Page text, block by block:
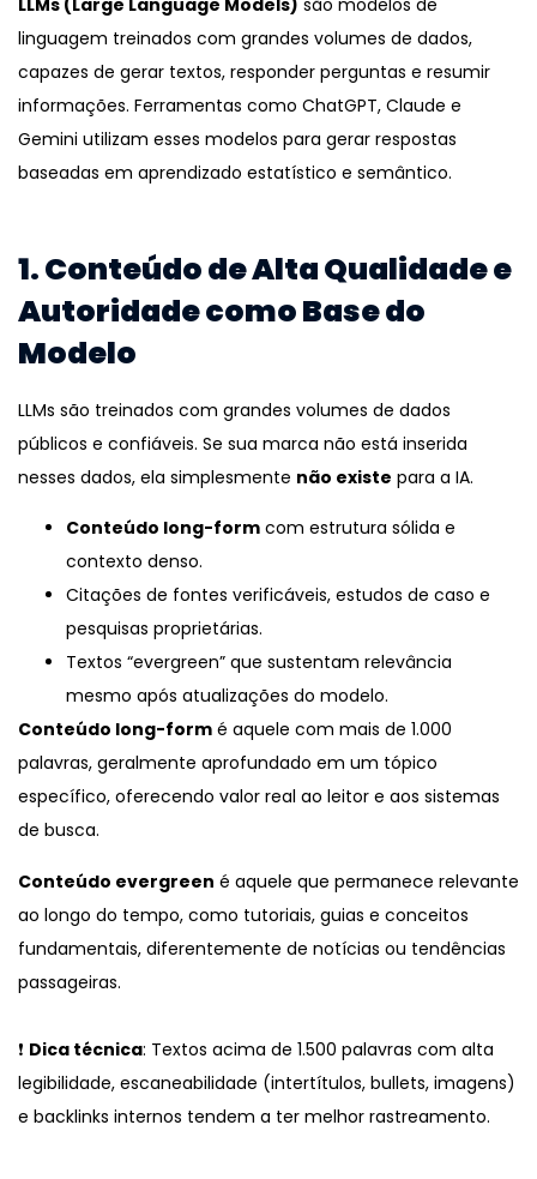
linguagem treinados com grandes volumes de dados,
capazes de gerar textos, responder perguntas e resumir
informações. Ferramentas como ChatGPT, Claude e
Gemini utilizam esses modelos para gerar respostas
baseadas em aprendizado estatístico e semântico.
1. Conteúdo de Alta Qualidade e
Autoridade como Base do
Modelo
LLMs são treinados com grandes volumes de dados
públicos e confiáveis. Se sua marca não está inserida
nesses dados, ela simplesmente não existe para a IA.
Conteúdo long-form com estrutura sólida e
contexto denso.
Citações de fontes verificáveis, estudos de caso e
pesquisas proprietárias.
Textos “evergreen” que sustentam relevância
mesmo após atualizações do modelo.
Conteúdo long-form é aquele com mais de 1.000
palavras, geralmente aprofundado em um tópico
específico, oferecendo valor real ao leitor e aos sistemas
de busca.
Conteúdo evergreen é aquele que permanece relevante
ao longo do tempo, como tutoriais, guias e conceitos
fundamentais, diferentemente de notícias ou tendências
passageiras.
❗ Dica técnica: Textos acima de 1.500 palavras com alta
legibilidade, escaneabilidade (intertítulos, bullets, imagens)
e backlinks internos tendem a ter melhor rastreamento.